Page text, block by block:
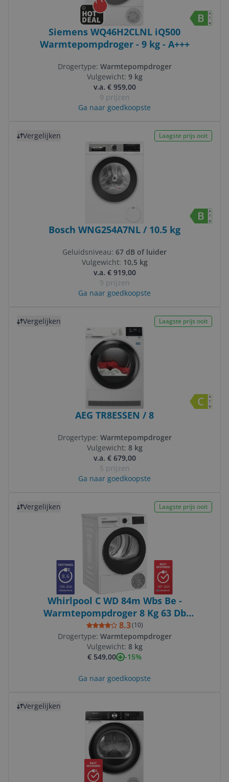
Siemens WQ46H2CLNL iQ500
Warmtepompdroger - 9 kg - A+++
Drogertype: Warmtepompdroger
Vulgewicht: 9 kg
v.a. € 959,00
9 prijzen
Ga naar goedkoopste
Vergelijken Laagste prijs ooit
Bosch WNG254A7NL / 10.5 kg
Geluidsniveau: 67 dB of luider
Vulgewicht: 10,5 kg
v.a. € 919,00
9 prijzen
Ga naar goedkoopste
Vergelijken Laagste prijs ooit
AEG TR8ESSEN / 8
Drogertype: Warmtepompdroger
Vulgewicht: 8 kg
v.a. € 679,00
5 prijzen
Ga naar goedkoopste
Vergelijken Laagste prijs ooit
8.6
FEB 2026 SEP 2025
Whirlpool C WD 84m Wbs Be -
Warmtepompdroger 8 Kg 63 Db
Energielabel
8.3(10)
Drogertype: Warmtepompdroger
Vulgewicht: 8 kg
€ 549,00
-15%
Ga naar goedkoopste
Vergelijken